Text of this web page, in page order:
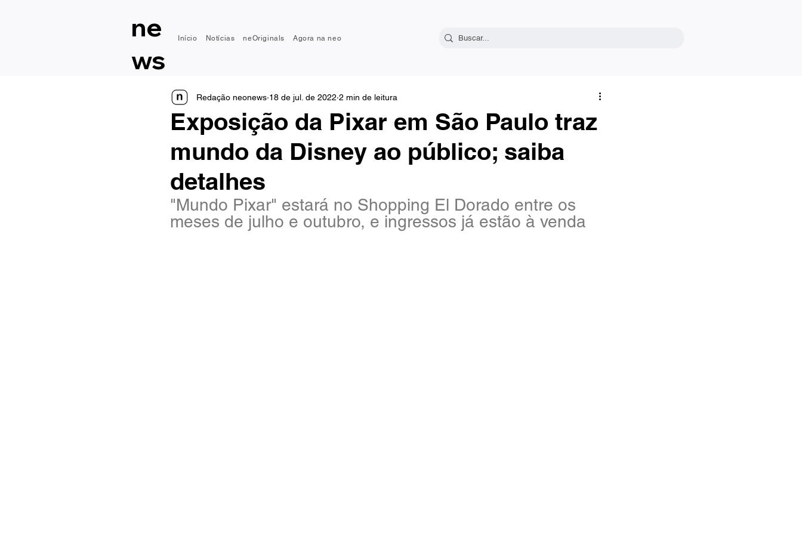
ne
ws
Início Notícias neOriginals Agora na neo
Exposição da Pixar em São Paulo traz
mundo da Disney ao público; saiba
detalhes
Redação neonews 18 de jul. de 2022 2 min de leitura
"Mundo Pixar" estará no Shopping El Dorado entre os
meses de julho e outubro, e ingressos já estão à venda